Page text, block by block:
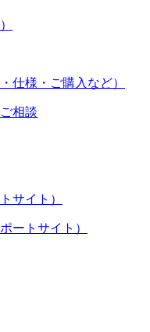
仕様・ご購入など）
相談
サイト）
ートサイト）